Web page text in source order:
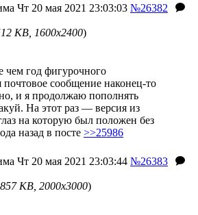
Чт 20 мая 2021 23:03:03 №26382
KB, 1600x2400)
чем год фигурочного
почтовое сообщение наконец-то
и я продолжаю пополнять
На этот раз — версия из
на которую был положен без
назад в посте >>25986
Чт 20 мая 2021 23:03:44 №26383
857 KB, 2000x3000)